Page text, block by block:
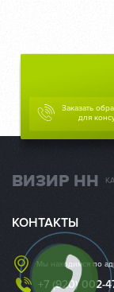
Заказать
для
ВИЗИР НН
КОНТАКТЫ
Мы находимся по
+7 (920) 002-